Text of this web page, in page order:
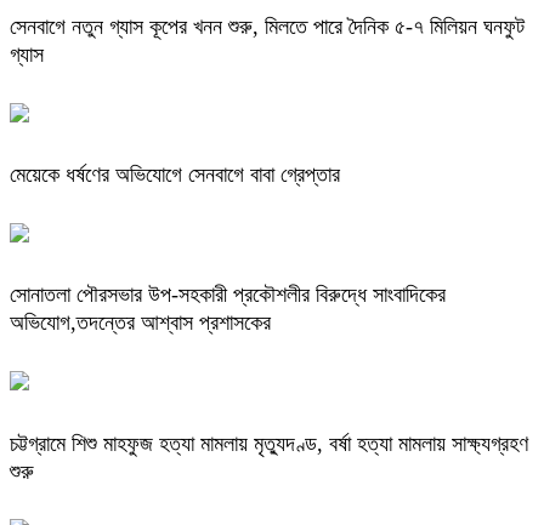
সেনবাগে নতুন গ্যাস কূপের খনন শুরু, মিলতে পারে দৈনিক ৫-৭ মিলিয়ন ঘনফুট
গ্যাস
মেয়েকে ধর্ষণের অভিযোগে সেনবাগে বাবা গ্রেপ্তার
সোনাতলা পৌরসভার উপ-সহকারী প্রকৌশলীর বিরুদ্ধে সাংবাদিকের
অভিযোগ,তদন্তের আশ্বাস প্রশাসকের
চট্টগ্রামে শিশু মাহফুজ হত্যা মামলায় মৃত্যুদণ্ড, বর্ষা হত্যা মামলায় সাক্ষ্যগ্রহণ
শুরু